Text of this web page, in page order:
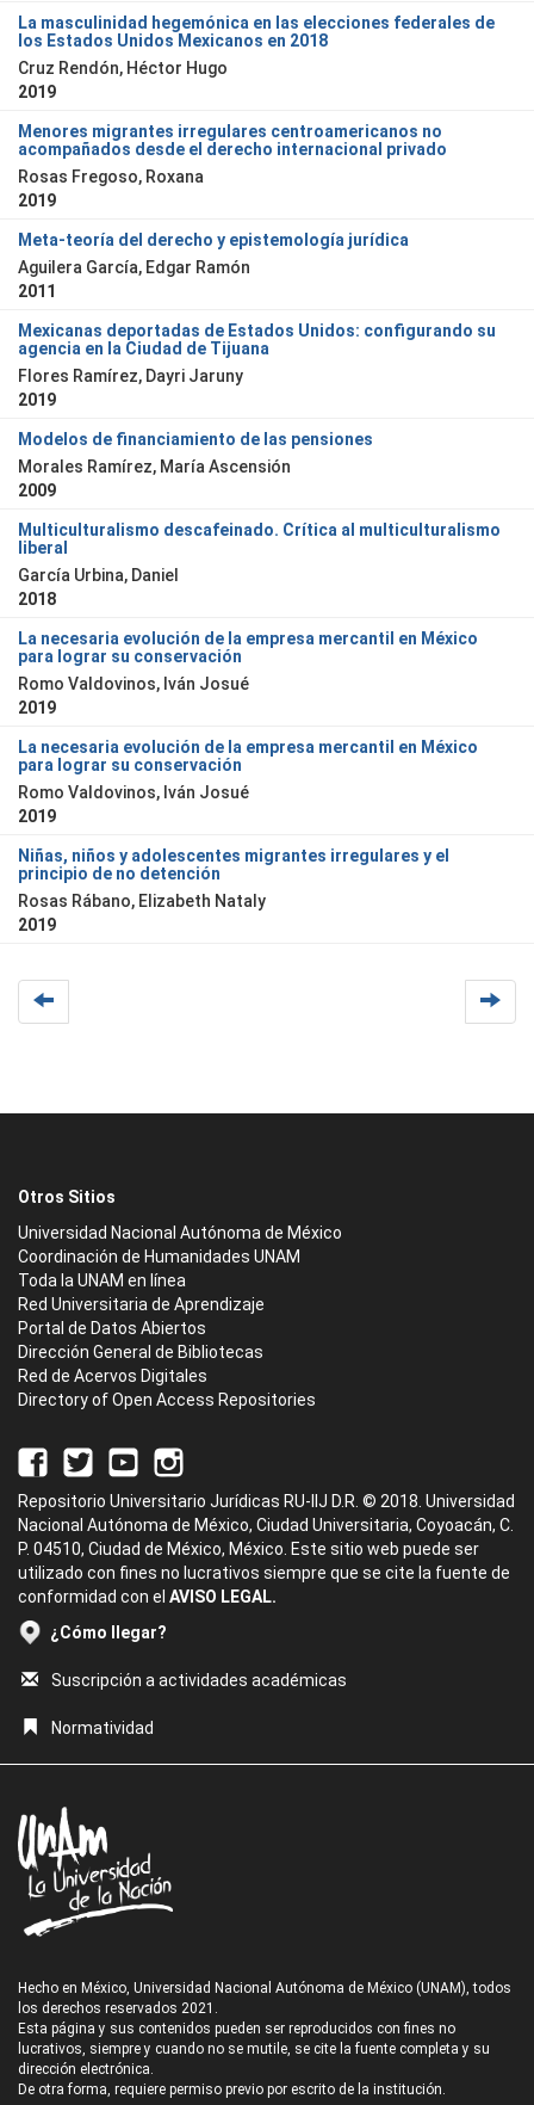
La masculinidad hegemónica en las elecciones federales de
los Estados Unidos Mexicanos en 2018
Cruz Rendón, Héctor Hugo
2019
Menores migrantes irregulares centroamericanos no
acompañados desde el derecho internacional privado
Rosas Fregoso, Roxana
2019
Meta-teoría del derecho y epistemología jurídica
Aguilera García, Edgar Ramón
2011
Mexicanas deportadas de Estados Unidos: configurando su
agencia en la Ciudad de Tijuana
Flores Ramírez, Dayri Jaruny
2019
Modelos de financiamiento de las pensiones
Morales Ramírez, María Ascensión
2009
Multiculturalismo descafeinado. Crítica al multiculturalismo
liberal
García Urbina, Daniel
2018
La necesaria evolución de la empresa mercantil en México
para lograr su conservación
Romo Valdovinos, Iván Josué
2019
La necesaria evolución de la empresa mercantil en México
para lograr su conservación
Romo Valdovinos, Iván Josué
2019
Niñas, niños y adolescentes migrantes irregulares y el
principio de no detención
Rosas Rábano, Elizabeth Nataly
2019
Otros Sitios
Universidad Nacional Autónoma de México
Coordinación de Humanidades UNAM
Toda la UNAM en línea
Red Universitaria de Aprendizaje
Portal de Datos Abiertos
Dirección General de Bibliotecas
Red de Acervos Digitales
Directory of Open Access Repositories
Repositorio Universitario Jurídicas RU-IIJ D.R. © 2018. Universidad
Nacional Autónoma de México, Ciudad Universitaria, Coyoacán, C.
P. 04510, Ciudad de México, México. Este sitio web puede ser
utilizado con fines no lucrativos siempre que se cite la fuente de
conformidad con el AVISO LEGAL.
¿Cómo llegar?
Suscripción a actividades académicas
Normatividad
Hecho en México, Universidad Nacional Autónoma de México (UNAM), todos
los derechos reservados 2021.
Esta página y sus contenidos pueden ser reproducidos con fines no
lucrativos, siempre y cuando no se mutile, se cite la fuente completa y su
dirección electrónica.
De otra forma, requiere permiso previo por escrito de la institución.